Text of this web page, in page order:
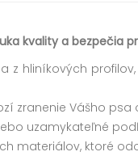
kvality a bezpečia
z hliníkových
zranenie Vášho psa
uzamykateľné
materiálov, ktoré